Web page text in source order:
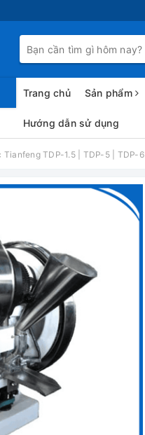
Trang chủ Sản phẩm
Hướng dẫn sử dụng
Tianfeng TDP-1.5 | TDP-5 | TDP-6